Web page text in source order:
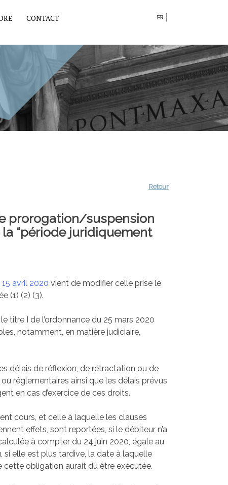
CONTACT FR
Retour
prorogation/suspension
“période juridiquement
avril 2020 vient de modifier celle prise le
(1) (2) (3).
titre I de l’ordonnance du 25 mars 2020
notamment, en matière judiciaire,
délais de réflexion, de rétractation ou de
réglementaires ainsi que les délais prévus
en cas d’exercice de ces droits.
cours, et celle à laquelle les clauses
effets, sont reportées, si le débiteur n’a
à compter du 24 juin 2020, égale au
si elle est plus tardive, la date à laquelle
cette obligation aurait dû être exécutée.